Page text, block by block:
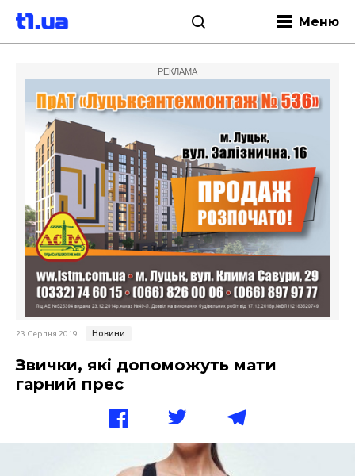
Меню
РЕКЛАМА
23 Серпня 2019 Новини
Звички, які допоможуть мати
гарний прес